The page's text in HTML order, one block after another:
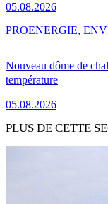
05.08.2026
Nouveau dôme de
température
05.08.2026
PROENERGIE,
PLUS DE CETTE